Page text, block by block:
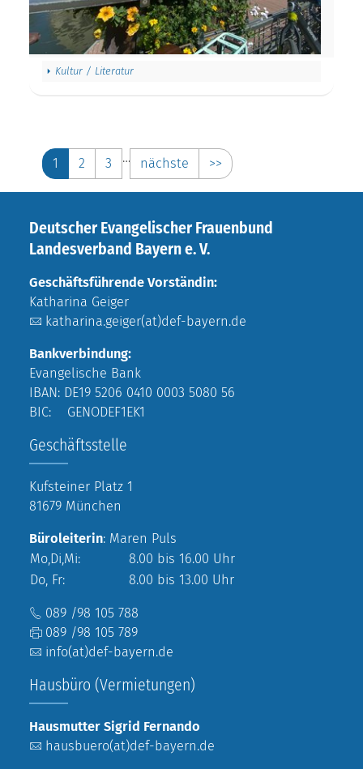
Kultur / Literatur
1 2 3 … nächste >>
Deutscher Evangelischer Frauenbund
Landesverband Bayern e. V.
Geschäftsführende Vorständin:
Katharina Geiger
katharina.geiger(at)def-bayern.de
Bankverbindung:
Evangelische Bank
IBAN: DE19 5206 0410 0003 5080 56
BIC: GENODEF1EK1
Geschäftsstelle
Kufsteiner Platz 1
81679 München
Büroleiterin: Maren Puls
Mo,Di,Mi:
8.00 bis 16.00 Uhr
Do, Fr:
8.00 bis 13.00 Uhr
089 /98 105 788
089 /98 105 789
info(at)def-bayern.de
Hausbüro (Vermietungen)
Hausmutter Sigrid Fernando
hausbuero(at)def-bayern.de